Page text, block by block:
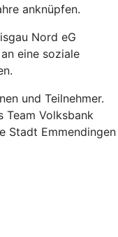
anknüpfen.
Nord eG
eine soziale
und Teilnehmer.
Team Volksbank
Stadt Emmendingen